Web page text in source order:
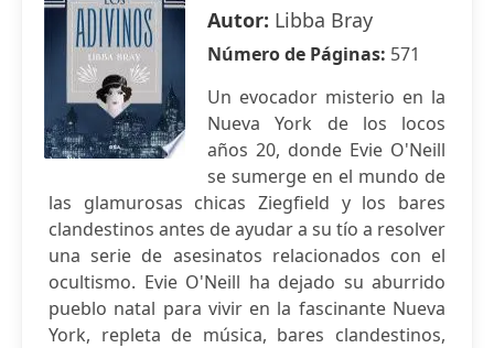
Autor: Libba Bray
Número de Páginas: 571
Un evocador misterio en la
Nueva York de los locos
años 20, donde Evie O'Neill
se sumerge en el mundo de
las glamurosas chicas Ziegfield y los bares
clandestinos antes de ayudar a su tío a resolver
una serie de asesinatos relacionados con el
ocultismo. Evie O'Neill ha dejado su aburrido
pueblo natal para vivir en la fascinante Nueva
York, repleta de música, bares clandestinos,